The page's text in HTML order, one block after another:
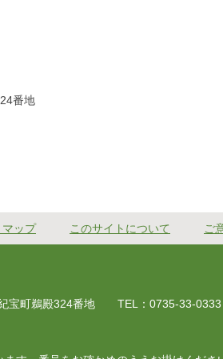
番地
ップ このサイトについて ご
宝町鵜殿324番地 TEL：0735-33-